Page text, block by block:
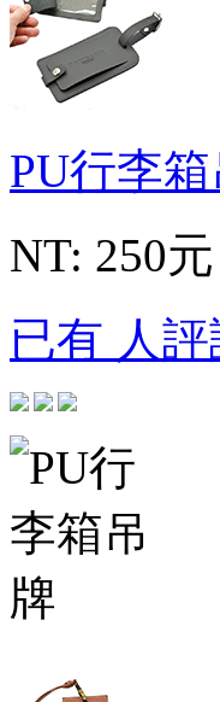
PU行李
NT: 250元
已有 人評